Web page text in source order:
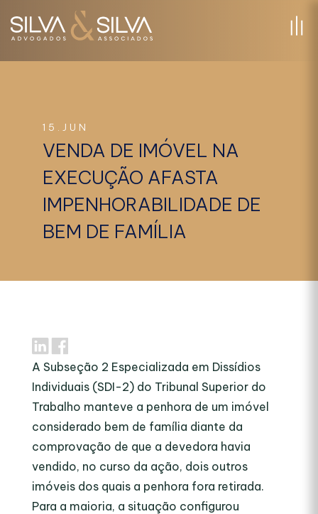
15.JUN
VENDA DE IMÓVEL NA
EXECUÇÃO AFASTA
IMPENHORABILIDADE DE
BEM DE FAMÍLIA
A Subseção 2 Especializada em Dissídios
Individuais (SDI-2) do Tribunal Superior do
Trabalho manteve a penhora de um imóvel
considerado bem de família diante da
comprovação de que a devedora havia
vendido, no curso da ação, dois outros
imóveis dos quais a penhora fora retirada.
Para a maioria, a situação configurou